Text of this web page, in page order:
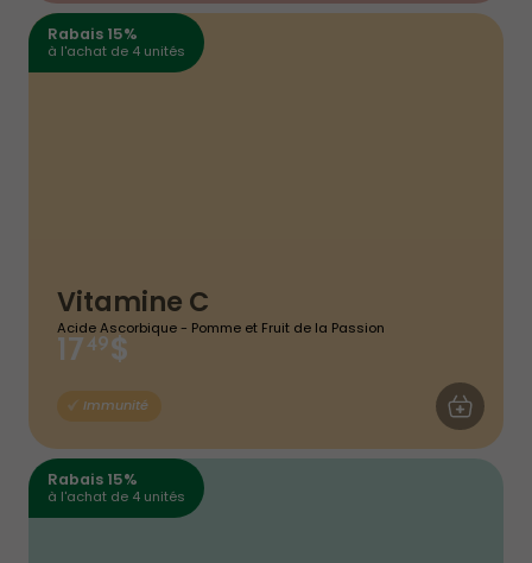
Rabais 15%
à l'achat de 4 unités
Vitamine C
Acide Ascorbique - Pomme et Fruit de la Passion
1749$
Immunité AJOUTER
Rabais 15%
à l'achat de 4 unités